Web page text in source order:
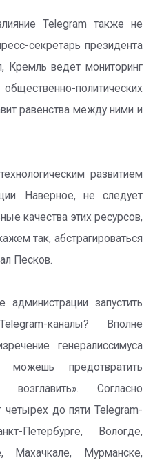
Telegram также не
секретарь президента
Кремль ведет мониторинг
политических
равенства между ними и
развитием
Наверное, не следует
качества этих ресурсов,
так, абстрагироваться
Песков.
запустить
каналы? Вполне
генералиссимуса
предотвратить
Согласно
четырех до пяти Telegram-
Петербурге, Вологде,
Махачкале, Мурманске,